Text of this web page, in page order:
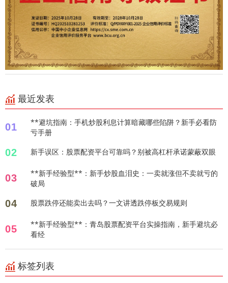
最近发表
01
**避坑指南：手机炒股利息计算暗藏哪些陷阱？新手必看防
亏手册
02 新手误区：股票配资平台可靠吗？别被高杠杆承诺蒙蔽双眼
03
**新手经验型**：新手炒股血泪史：一卖就涨但不卖就亏的
破局
04 股票跌停还能卖出去吗？一文讲透跌停板交易规则
05
**新手经验型**：青岛股票配资平台实操指南，新手避坑必
看经
标签列表